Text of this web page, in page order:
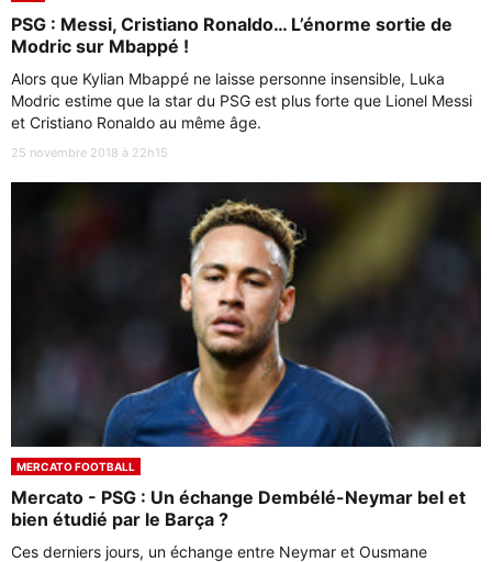
PSG : Messi, Cristiano Ronaldo… L’énorme sortie de
Modric sur Mbappé !
Alors que Kylian Mbappé ne laisse personne insensible, Luka
Modric estime que la star du PSG est plus forte que Lionel Messi
et Cristiano Ronaldo au même âge.
25 novembre 2018 à 22h15
MERCATO FOOTBALL
Mercato - PSG : Un échange Dembélé-Neymar bel et
bien étudié par le Barça ?
Ces derniers jours, un échange entre Neymar et Ousmane